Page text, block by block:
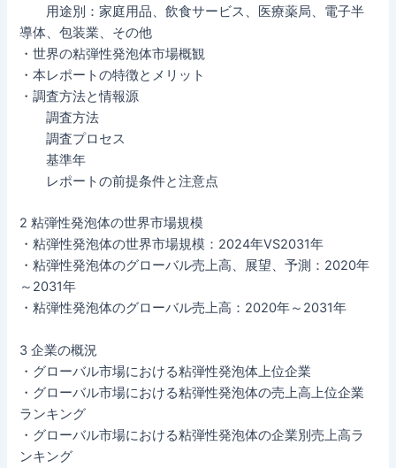
用途別：家庭用品、飲食サービス、医療薬局、電子半
導体、包装業、その他
・世界の粘弾性発泡体市場概観
・本レポートの特徴とメリット
・調査方法と情報源
調査方法
調査プロセス
基準年
レポートの前提条件と注意点
2 粘弾性発泡体の世界市場規模
・粘弾性発泡体の世界市場規模：2024年VS2031年
・粘弾性発泡体のグローバル売上高、展望、予測：2020年
～2031年
・粘弾性発泡体のグローバル売上高：2020年～2031年
3 企業の概況
・グローバル市場における粘弾性発泡体上位企業
・グローバル市場における粘弾性発泡体の売上高上位企業
ランキング
・グローバル市場における粘弾性発泡体の企業別売上高ラ
ンキング